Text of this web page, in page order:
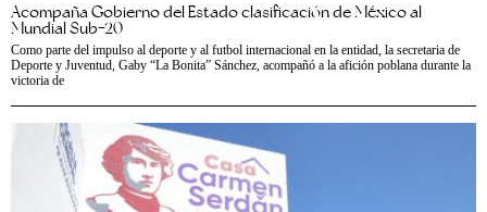
Acompaña Gobierno del Estado clasificación de México al
Mundial Sub-20
Como parte del impulso al deporte y al futbol internacional en la entidad, la secretaria de
Deporte y Juventud, Gaby “La Bonita” Sánchez, acompañó a la afición poblana durante la
victoria de